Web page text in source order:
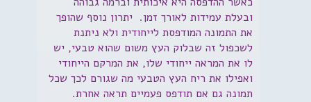
ובעלת עמידות לאורך זמן. יתרון נוסף שהופך
את התמונה המודפסת לייחודית ולא ניתנת
לשכפול זה שבלוק העץ משום שהוא טבעי, יש
לו את המראה ייחודי שלו, את המרקם הייחודי
ואפילו את ריח העץ הטבעי מה שגורם לכך שכל
תמונה גם אם תודפס פעמיים תראה אחרת.